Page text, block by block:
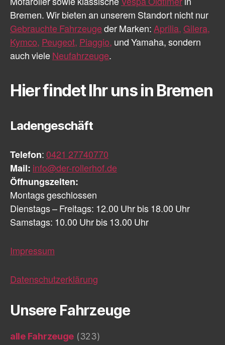
Bremen. Wir bieten an unserem Standort nicht nur
Gebrauchte Fahrzeugeder Marken: Aprilia, Gilera,
Kymco, Peugeot, Piaggio, und Yamaha, sondern
auch viele Neufahrzeuge.
Hier findet Ihr uns in Bremen
Ladengeschäft
Telefon: 0421 27740770
Mail: info@der-rollerhof.de
Öffnungszeiten:
Montags geschlossen
Dienstags – Freitags: 12.00 Uhr bis 18.00 Uhr
Samstags: 10.00 Uhr bis 13.00 Uhr
Impressum
Datenschutzerklärung
Unsere Fahrzeuge
alle Fahrzeuge (323)